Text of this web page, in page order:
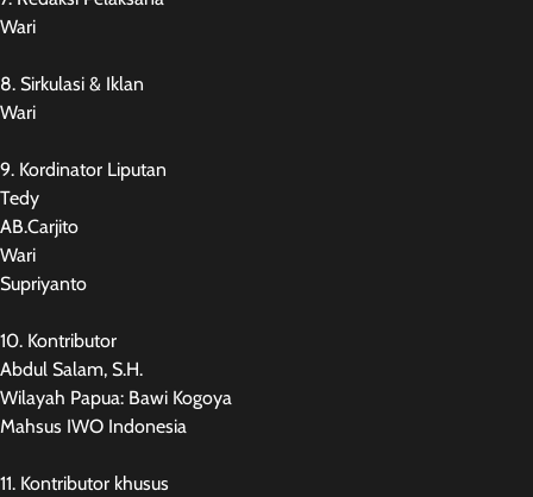
Wari
8. Sirkulasi & Iklan
Wari
9. Kordinator Liputan
Tedy
AB.Carjito
Wari
Supriyanto
10. Kontributor
Abdul Salam, S.H.
Wilayah Papua: Bawi Kogoya
Mahsus IWO Indonesia
11. Kontributor khusus